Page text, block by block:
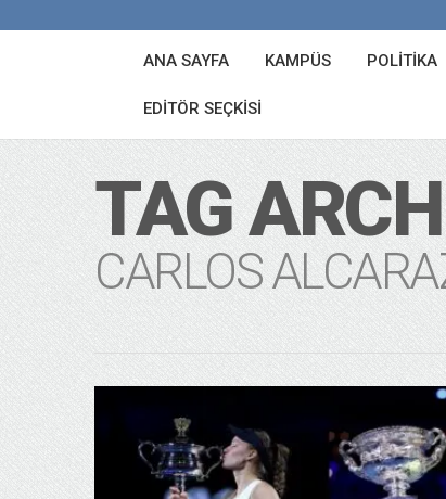
ANA SAYFA KAMPÜS POLITIKA
EDITÖR SEÇKISI
TAG
CARLOS